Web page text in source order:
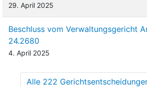
29. April 2025
Beschluss vom Verwaltungsgericht
24.2680
4. April 2025
Alle 222